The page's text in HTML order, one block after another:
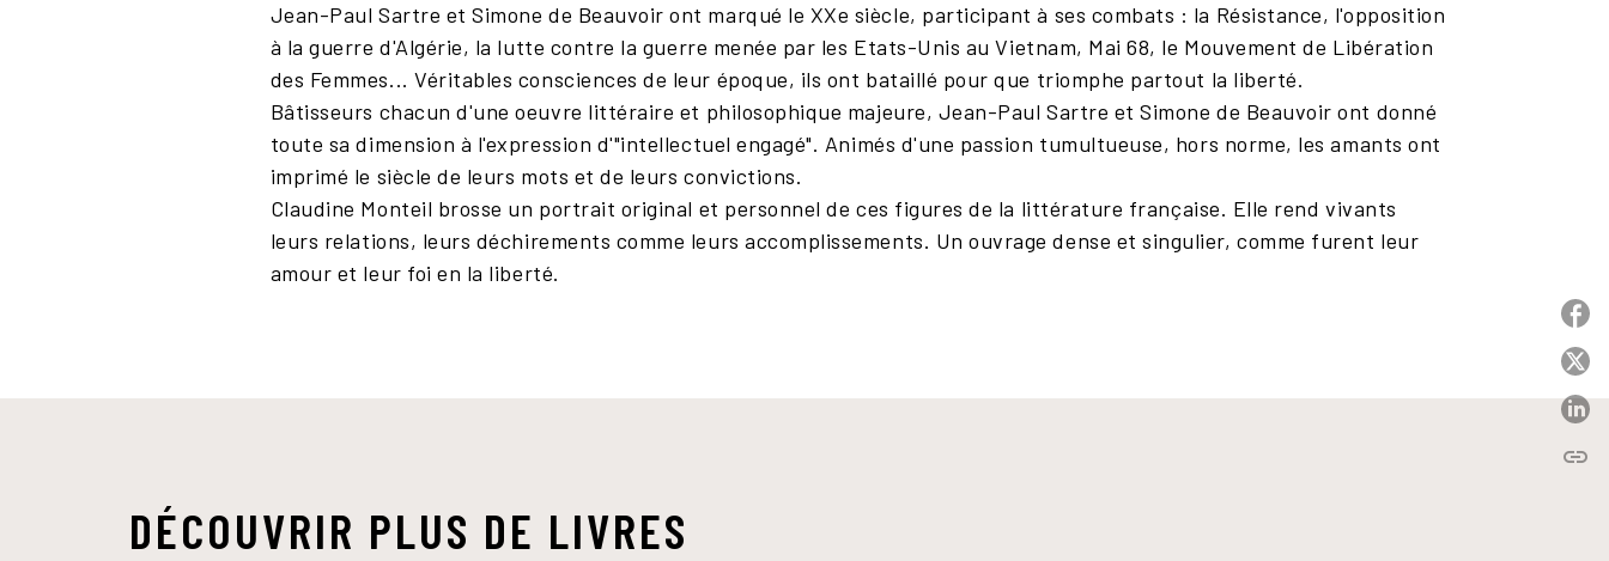
Jean-Paul Sartre et Simone de Beauvoir ont marqué le XXe siècle, participant à ses combats : la Résistance, l'opposition
à la guerre d'Algérie, la lutte contre la guerre menée par les Etats-Unis au Vietnam, Mai 68, le Mouvement de Libération
des Femmes... Véritables consciences de leur époque, ils ont bataillé pour que triomphe partout la liberté.
Bâtisseurs chacun d'une oeuvre littéraire et philosophique majeure, Jean-Paul Sartre et Simone de Beauvoir ont donné
toute sa dimension à l'expression d'"intellectuel engagé". Animés d'une passion tumultueuse, hors norme, les amants ont
imprimé le siècle de leurs mots et de leurs convictions.
Claudine Monteil brosse un portrait original et personnel de ces figures de la littérature française. Elle rend vivants
leurs relations, leurs déchirements comme leurs accomplissements. Un ouvrage dense et singulier, comme furent leur
amour et leur foi en la liberté.
DÉCOUVRIR PLUS DE LIVRES
link